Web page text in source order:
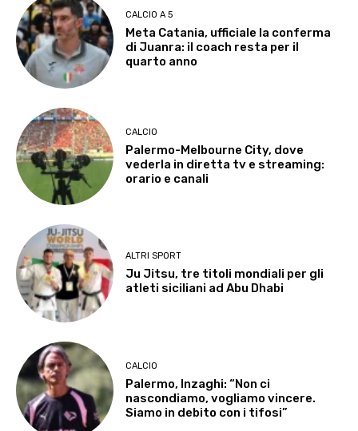
CALCIO A 5
Meta Catania, ufficiale la conferma
di Juanra: il coach resta per il
quarto anno
CALCIO
Palermo-Melbourne City, dove
vederla in diretta tv e streaming:
orario e canali
ALTRI SPORT
Ju Jitsu, tre titoli mondiali per gli
atleti siciliani ad Abu Dhabi
CALCIO
Palermo, Inzaghi: “Non ci
nascondiamo, vogliamo vincere.
Siamo in debito con i tifosi”